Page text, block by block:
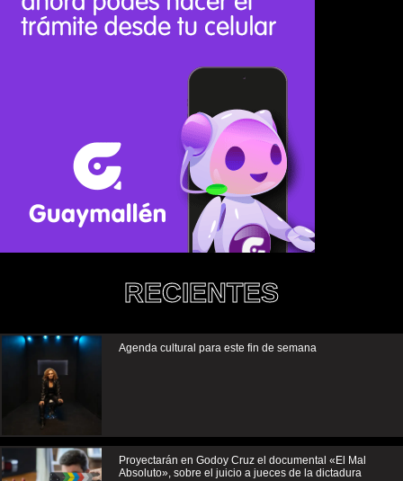
RECIENTES
Agenda cultural para este fin de semana
Proyectarán en Godoy Cruz el documental «El Mal
Absoluto», sobre el juicio a jueces de la dictadura